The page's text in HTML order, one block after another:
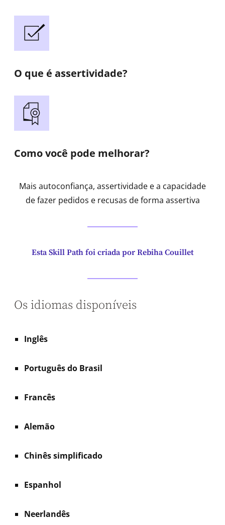
O que é assertividade?
Como você pode melhorar?
Mais autoconfiança, assertividade e a capacidade
de fazer pedidos e recusas de forma assertiva
Esta Skill Path foi criada por Rebiha Couillet
Os idiomas disponíveis
Inglês
Português do Brasil
Francês
Alemão
Chinês simplificado
Espanhol
Neerlandês